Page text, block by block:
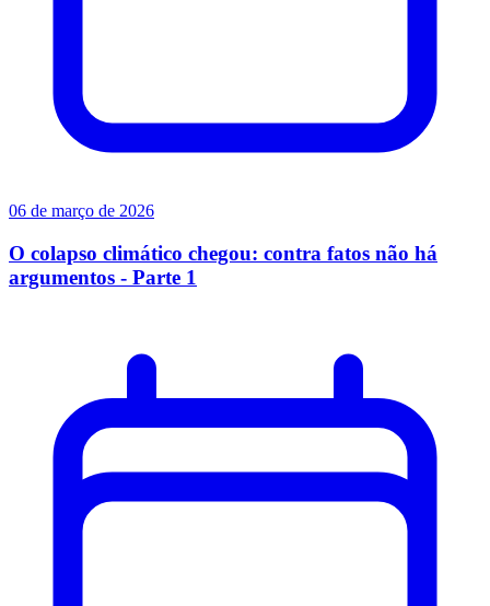
06 de março de 2026
O colapso climático chegou: contra fatos não há
argumentos - Parte 1